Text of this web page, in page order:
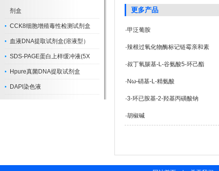
剂盒
CCK8细胞增殖毒性检测试剂盒
血液DNA提取试剂盒(溶液型）
SDS-PAGE蛋白上样缓冲液(5X
Hpure真菌DNA提取试剂盒
DAPI染色液
更多产品
·甲泛葡胺
·辣根过氧化物酶标记链霉亲和素
·叔丁氧羰基-L-谷氨酸5-环己酯
· Nω-硝基-L-精氨酸
·3-环已胺基-2-羟基丙磺酸钠
·胡椒碱